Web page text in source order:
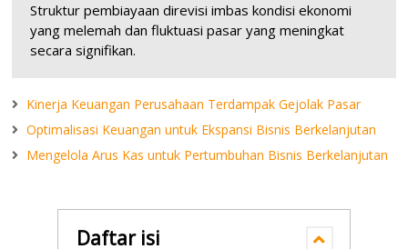
Struktur pembiayaan direvisi imbas kondisi ekonomi
yang melemah dan fluktuasi pasar yang meningkat
secara signifikan.
Kinerja Keuangan Perusahaan Terdampak Gejolak Pasar
Optimalisasi Keuangan untuk Ekspansi Bisnis Berkelanjutan
Mengelola Arus Kas untuk Pertumbuhan Bisnis Berkelanjutan
Daftar isi